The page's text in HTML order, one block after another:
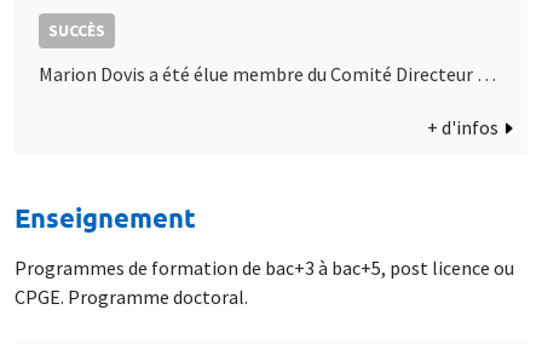
SUCCÈS
Marion Dovis a été élue membre du Comité Directeur de l’AFSE
+ d'infos
Enseignement
Programmes de formation de bac+3 à bac+5, post licence ou
CPGE. Programme doctoral.